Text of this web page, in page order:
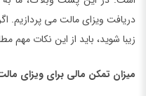
دریافت ویزای مالت می پردازیم.
زیبا شوید، باید از این نکات مهم
میزان تمکن مالی برای ویزای